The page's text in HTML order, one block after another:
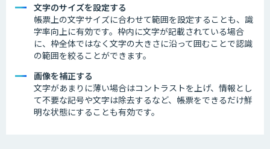
文字のサイズを設定する
帳票上の文字サイズに合わせて範囲を設定することも、識
字率向上に有効です。枠内に文字が記載されている場合
に、枠全体ではなく文字の大きさに沿って囲むことで認識
の範囲を絞ることができます。
画像を補正する
文字があまりに薄い場合はコントラストを上げ、情報とし
て不要な記号や文字は除去するなど、帳票をできるだけ鮮
明な状態にすることも有効です。